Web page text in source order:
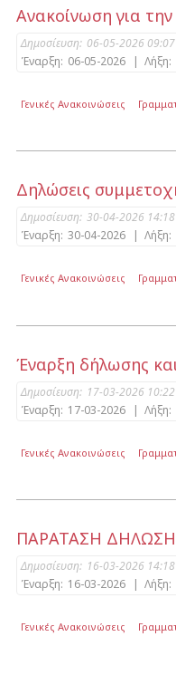
Ανακοίνωση για
Δημοσίευση: 06-05-2026 09:07
Έναρξη: 06-05-2026 | Λήξη:
Γενικές Ανακοινώσεις
Δηλώσεις
Δημοσίευση: 30-04-2026 14:18
Έναρξη: 30-04-2026 | Λήξη:
Γενικές Ανακοινώσεις
Έναρξη δήλωσης
Δημοσίευση: 17-03-2026 10:22
Έναρξη: 17-03-2026 | Λήξη:
Γενικές Ανακοινώσεις
ΠΑΡΑΤΑΣΗ
Δημοσίευση: 16-03-2026 14:18
Έναρξη: 16-03-2026 | Λήξη:
Γενικές Ανακοινώσεις